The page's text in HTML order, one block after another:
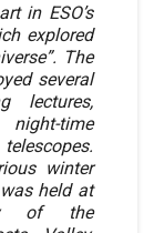
in ESO’s
explored
The
several
lectures,
time
winter
held at
of the